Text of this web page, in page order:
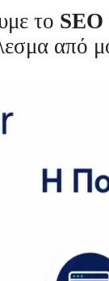
το SEO
από